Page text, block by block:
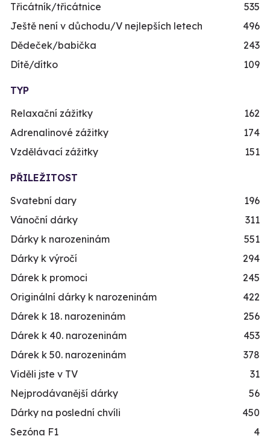
Třicátník/třicátnice
535
Ještě není v důchodu/V nejlepších letech
496
Dědeček/babička
243
Dítě/dítko
109
TYP
Relaxační zážitky
162
Adrenalinové zážitky
174
Vzdělávací zážitky
151
PŘILEŽITOST
Svatební dary
196
Vánoční dárky
311
Dárky k narozeninám
551
Dárky k výročí
294
Dárek k promoci
245
Originální dárky k narozeninám
422
Dárek k 18. narozeninám
256
Dárek k 40. narozeninám
453
Dárek k 50. narozeninám
378
Viděli jste v TV
31
Nejprodávanější dárky
56
Dárky na poslední chvíli
450
Sezóna F1
4